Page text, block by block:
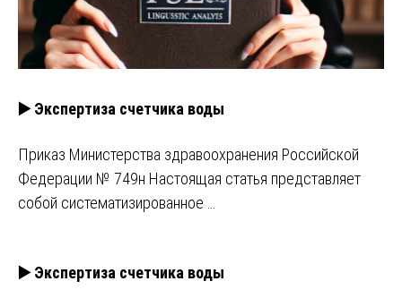
▶️ Экспертиза счетчика воды
Приказ Министерства здравоохранения Российской
Федерации № 749н Настоящая статья представляет
собой систематизированное …
▶️ Экспертиза счетчика воды